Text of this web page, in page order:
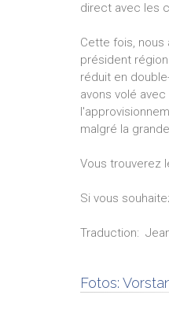
direct avec les
Cette fois, nous
président
réduit en
avons volé
malgré la
Vous trouverez
Si vous
Traduction:
Fotos: